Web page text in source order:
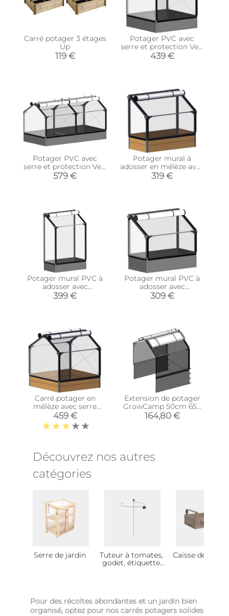
Carré potager 3 étages
Up
119 €
Potager PVC avec
serre et protection Veg
(Longueur 120 cm)
439 €
Potager PVC avec
serre et protection Veg
(Longueur 240 cm)
579 €
Potager mural à
adosser en mélèze avec
serre Siberian
319 €
Potager mural PVC à
adosser avec
couverture de
399 €
Potager mural PVC à
adosser avec
couverture de
309 €
Carré potager en
mélèze avec serre
Siberian (Longueur 120
cm)
459 €
Extension de potager
GrowCamp 50cm 650
Litres
164,80 €
Découvrez nos autres
catégories
Serre de jardin
Tuteur à tomates,
godet, étiquette
Caisse de
Pour des récoltes abondantes et un jardin bien
organisé, optez pour nos carrés potagers solides